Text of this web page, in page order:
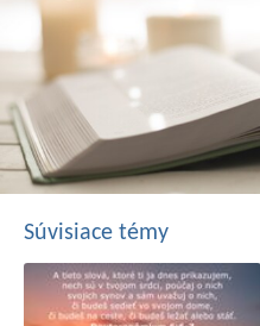
Súvisiace témy